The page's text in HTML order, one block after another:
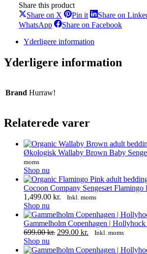
Share this product
Share on X Share
on
X
Pin itShare
on
Pinterest
Share on
WhatsAppShare
WhatsApp
Share on FacebookShare
Yderligere information
Yderligere information
Brand Hurraw!
Relaterede varer
Økologisk Wallaby Brown Baby
moms
Shop nu
Cocoon Company Sengesæt Flamingo
1,499.00 kr. Prisinterval:
til
1,499.00 kr.
Inkl. moms
Shop nu
vare
har
flere
Mulighederne
Gammelholm Copenhagen | Hollyhock
699.00kr. Den
pris
299.00 kr. Den
pris
Inkl. moms
Shop nu
vare